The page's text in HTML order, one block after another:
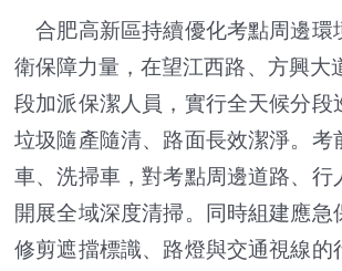
合肥高新區持續優化考點周邊環
衛保障力量，在望江西路、方興大
段加派保潔人員，實行全天候分段
垃圾隨產隨清、路面長效潔淨。考
車、洗掃車，對考點周邊道路、行
開展全域深度清掃。同時組建應急
修剪遮擋標識、路燈與交通視線的